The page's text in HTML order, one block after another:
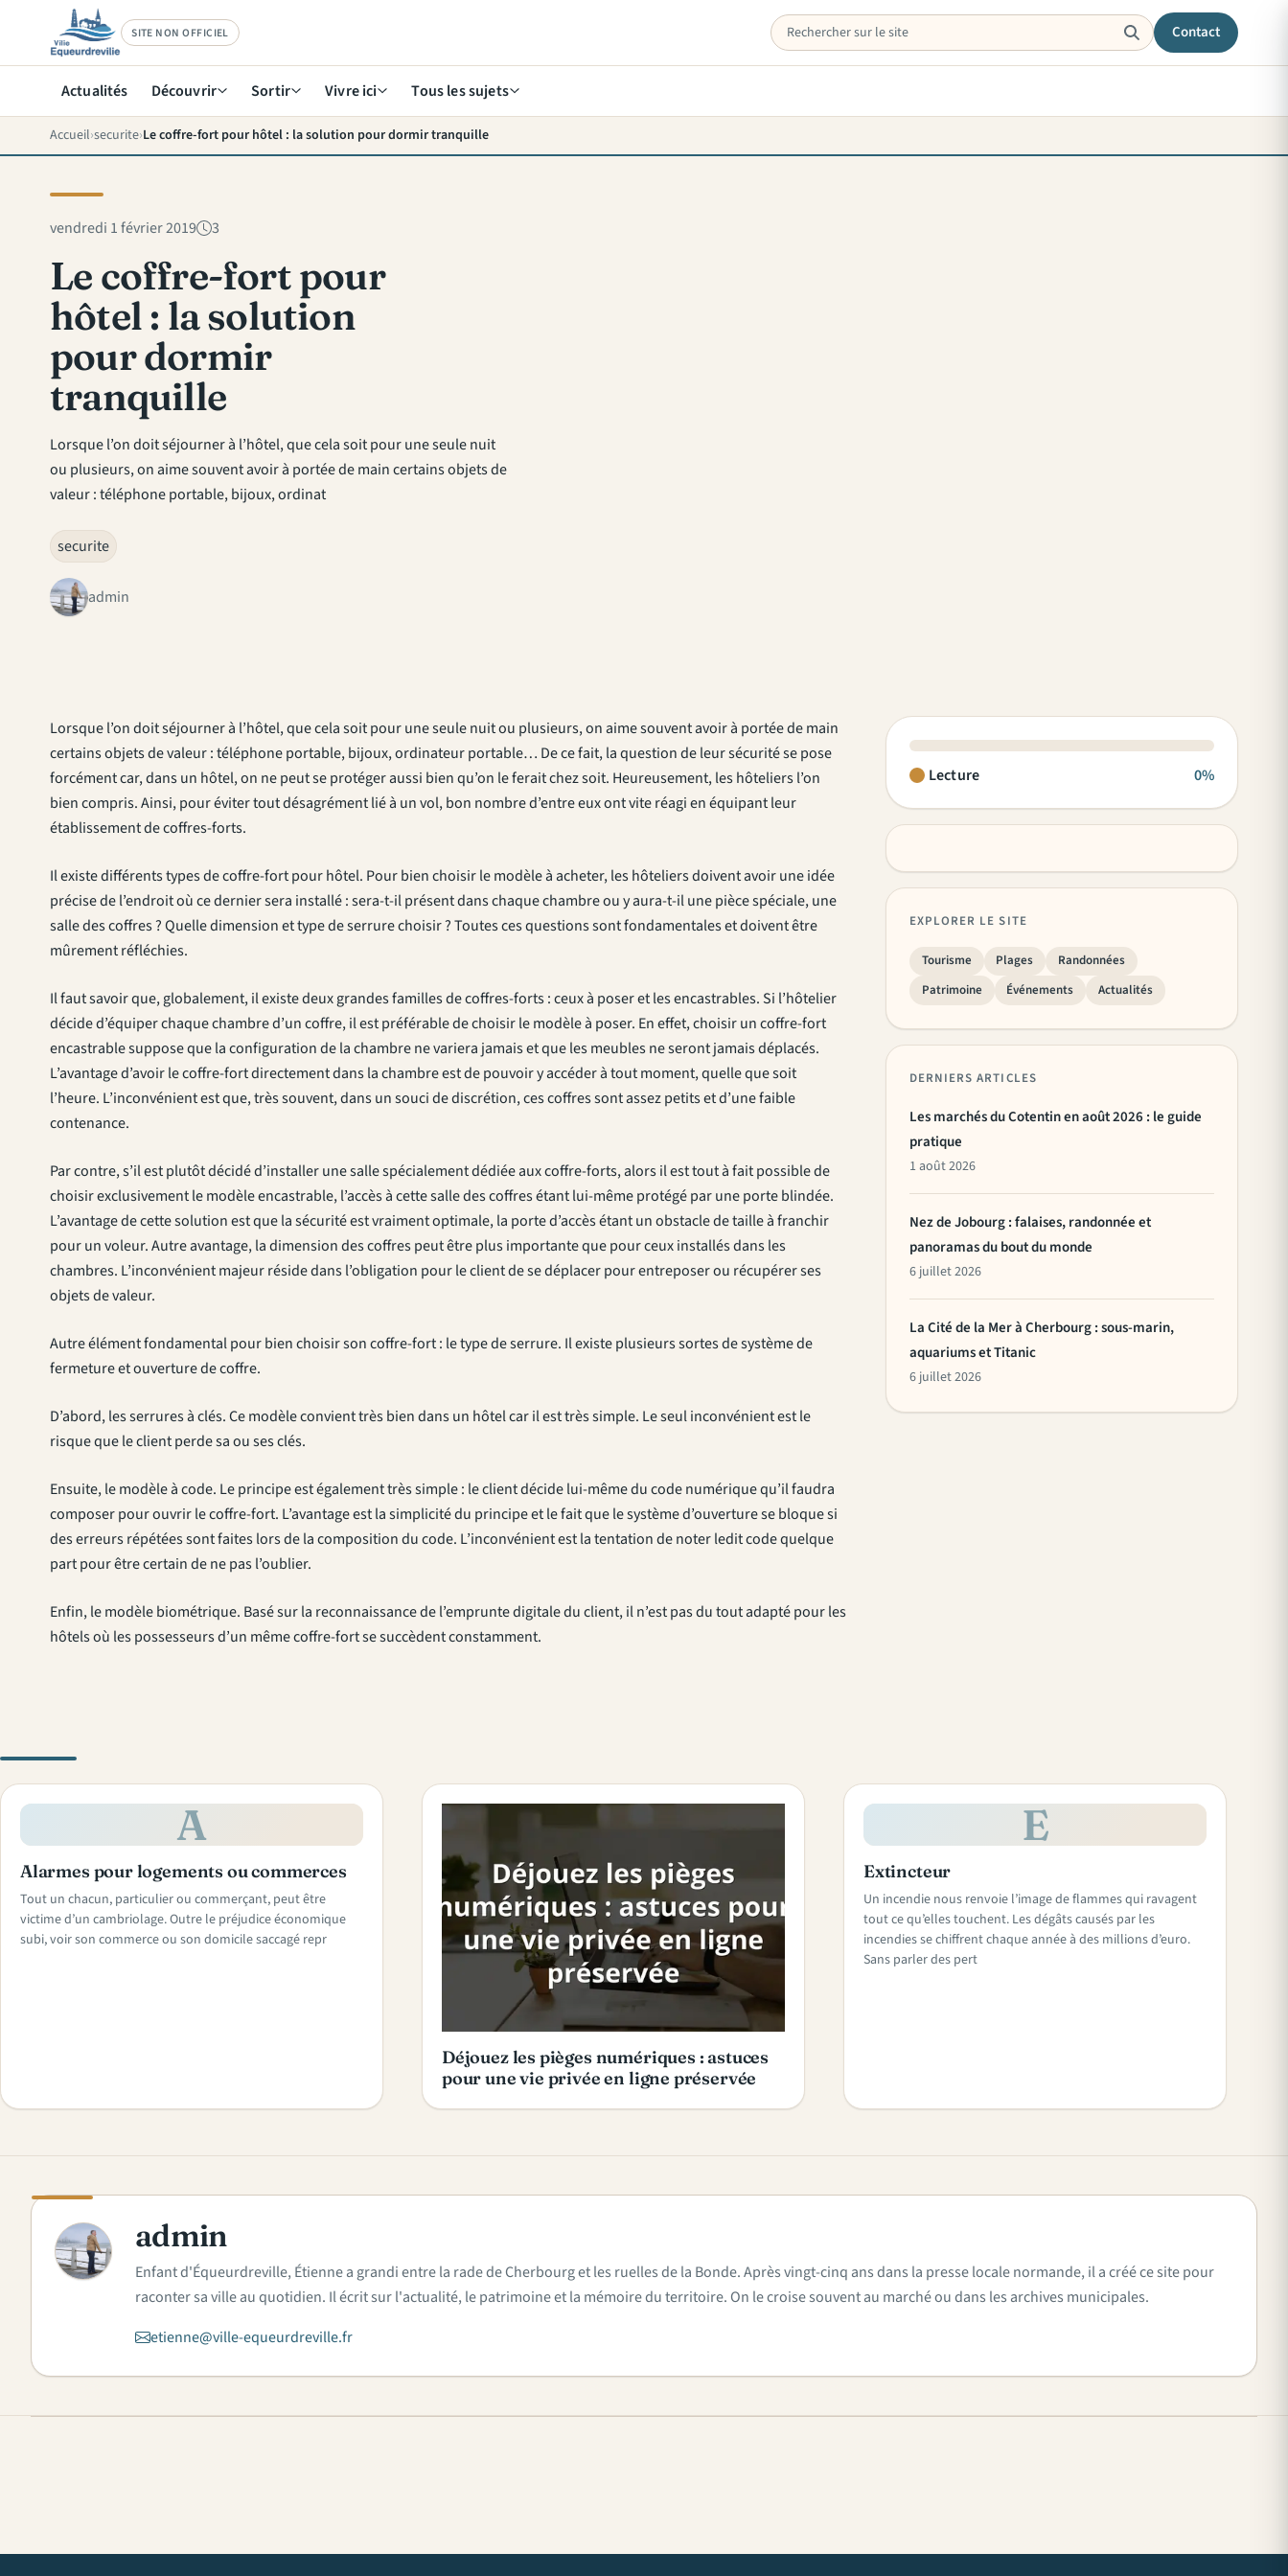
SITE NON OFFICIEL Contact
Actualités Découvrir Sortir Vivre ici Tous les sujets
Accueil securite Le coffre-fort pour hôtel : la solution pour dormir tranquille
vendredi 1 février 2019 3
Le coffre-fort pour
hôtel : la solution
pour dormir
tranquille
Lorsque l’on doit séjourner à l’hôtel, que cela soit pour une seule nuit
ou plusieurs, on aime souvent avoir à portée de main certains objets de
valeur : téléphone portable, bijoux, ordinat
securite
admin
Lorsque l’on doit séjourner à l’hôtel, que cela soit pour une seule nuit ou plusieurs, on aime souvent avoir à portée de main
certains objets de valeur : téléphone portable, bijoux, ordinateur portable… De ce fait, la question de leur sécurité se pose
forcément car, dans un hôtel, on ne peut se protéger aussi bien qu’on le ferait chez soit. Heureusement, les hôteliers l’on
bien compris. Ainsi, pour éviter tout désagrément lié à un vol, bon nombre d’entre eux ont vite réagi en équipant leur
établissement de coffres-forts.
Il existe différents types de coffre-fort pour hôtel. Pour bien choisir le modèle à acheter, les hôteliers doivent avoir une idée
précise de l’endroit où ce dernier sera installé : sera-t-il présent dans chaque chambre ou y aura-t-il une pièce spéciale, une
salle des coffres ? Quelle dimension et type de serrure choisir ? Toutes ces questions sont fondamentales et doivent être
mûrement réfléchies.
Il faut savoir que, globalement, il existe deux grandes familles de coffres-forts : ceux à poser et les encastrables. Si l’hôtelier
décide d’équiper chaque chambre d’un coffre, il est préférable de choisir le modèle à poser. En effet, choisir un coffre-fort
encastrable suppose que la configuration de la chambre ne variera jamais et que les meubles ne seront jamais déplacés.
L’avantage d’avoir le coffre-fort directement dans la chambre est de pouvoir y accéder à tout moment, quelle que soit
l’heure. L’inconvénient est que, très souvent, dans un souci de discrétion, ces coffres sont assez petits et d’une faible
contenance.
Par contre, s’il est plutôt décidé d’installer une salle spécialement dédiée aux coffre-forts, alors il est tout à fait possible de
choisir exclusivement le modèle encastrable, l’accès à cette salle des coffres étant lui-même protégé par une porte blindée.
L’avantage de cette solution est que la sécurité est vraiment optimale, la porte d’accès étant un obstacle de taille à franchir
pour un voleur. Autre avantage, la dimension des coffres peut être plus importante que pour ceux installés dans les
chambres. L’inconvénient majeur réside dans l’obligation pour le client de se déplacer pour entreposer ou récupérer ses
objets de valeur.
Autre élément fondamental pour bien choisir son coffre-fort : le type de serrure. Il existe plusieurs sortes de système de
fermeture et ouverture de coffre.
D’abord, les serrures à clés. Ce modèle convient très bien dans un hôtel car il est très simple. Le seul inconvénient est le
risque que le client perde sa ou ses clés.
Ensuite, le modèle à code. Le principe est également très simple : le client décide lui-même du code numérique qu’il faudra
composer pour ouvrir le coffre-fort. L’avantage est la simplicité du principe et le fait que le système d’ouverture se bloque si
des erreurs répétées sont faites lors de la composition du code. L’inconvénient est la tentation de noter ledit code quelque
part pour être certain de ne pas l’oublier.
Enfin, le modèle biométrique. Basé sur la reconnaissance de l’emprunte digitale du client, il n’est pas du tout adapté pour les
hôtels où les possesseurs d’un même coffre-fort se succèdent constamment.
Lecture 0%
EXPLORER LE SITE
Tourisme Plages
Randonnées
Patrimoine
Événements Actualités
DERNIERS ARTICLES
Les marchés du Cotentin en août 2026 : le guide
pratique
1 août 2026
Nez de Jobourg : falaises, randonnée et
panoramas du bout du monde
6 juillet 2026
La Cité de la Mer à Cherbourg : sous-marin,
aquariums et Titanic
6 juillet 2026
A
Alarmes pour logements ou commerces
Tout un chacun, particulier ou commerçant, peut être
victime d’un cambriolage. Outre le préjudice économique
subi, voir son commerce ou son domicile saccagé repr
Déjouez les pièges numériques : astuces
pour une vie privée en ligne préservée
E
Extincteur
Un incendie nous renvoie l’image de flammes qui ravagent
tout ce qu’elles touchent. Les dégâts causés par les
incendies se chiffrent chaque année à des millions d’euro.
Sans parler des pert
A admin
Enfant d'Équeurdreville, Étienne a grandi entre la rade de Cherbourg et les ruelles de la Bonde. Après vingt-cinq ans dans la presse locale normande, il a créé ce site pour
raconter sa ville au quotidien. Il écrit sur l'actualité, le patrimoine et la mémoire du territoire. On le croise souvent au marché ou dans les archives municipales.
etienne@ville-equeurdreville.fr